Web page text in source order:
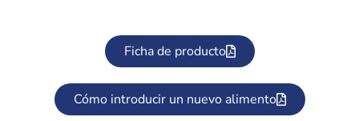
Ficha de producto
Cómo introducir un nuevo alimento